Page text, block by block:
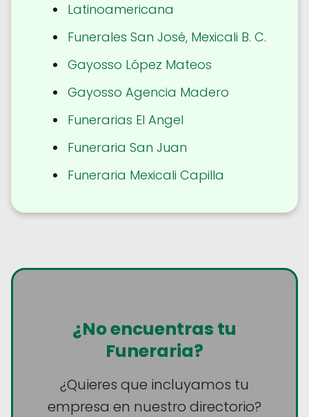
Latinoamericana
Funerales San José, Mexicali B. C.
Gayosso López Mateos
Gayosso Agencia Madero
Funerarias El Angel
Funeraria San Juan
Funeraria Mexicali Capilla
¿No encuentras tu
Funeraria?
¿Quieres que incluyamos tu
empresa en nuestro directorio?